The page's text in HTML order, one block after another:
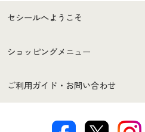
セシールへようこそ
はじめての方へ
セシールご利用規約
ショッピングメニュー
商品カテゴリ
ご利用ガイド・お問い合わせ